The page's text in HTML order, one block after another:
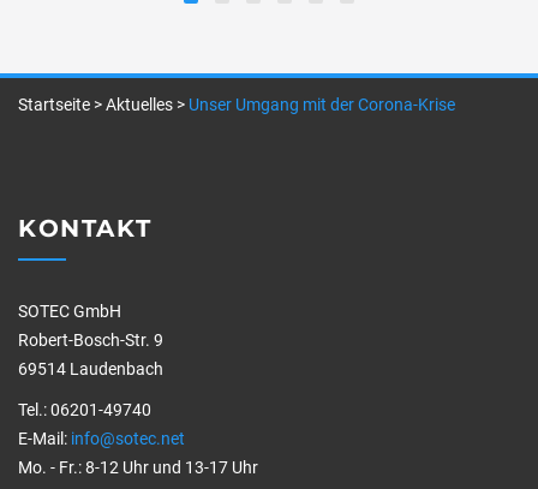
Startseite >Aktuelles > Unser Umgang mit der Corona-Krise
KONTAKT
SOTEC GmbH
Robert-Bosch-Str. 9
69514 Laudenbach
Tel.: 06201-49740
E-Mail: info@sotec.net
Mo. - Fr.: 8-12 Uhr und 13-17 Uhr